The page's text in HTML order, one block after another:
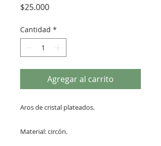
$25.000Precio
Cantidad *
Agregar al carrito
Aros de cristal plateados.
Material: circón.